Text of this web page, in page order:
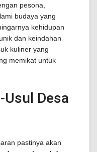
pesona,
budaya yang
kehidupan
dan keindahan
kuliner yang
memikat untuk
Usul Desa
pastinya akan